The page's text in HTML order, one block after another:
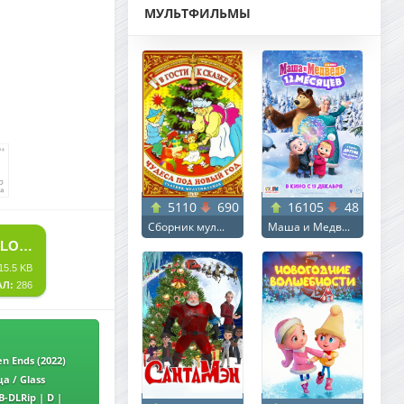
СКАЧАТЬ ТОРРЕНТ ХЭЛЛОУИН ЗАКАНЧИВАЕТСЯ / HALLOWEEN ENDS (2022) WEB-DLRIP | D | RED HEAD SOUND
KB
286
Ends (2022)
/ Glass
от toxics |
DLRip | D |
МУЛЬТФИЛЬМЫ
5110 690
Сборник мул...
16105 48
Маша и Медв...